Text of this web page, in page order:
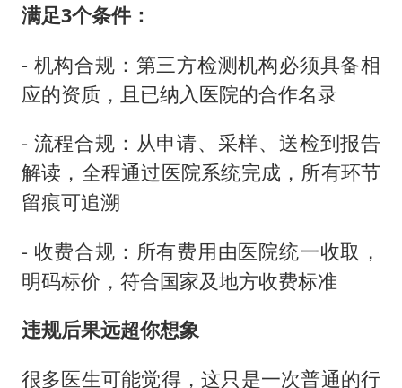
满足3个条件：
- 机构合规：第三方检测机构必须具备相
应的资质，且已纳入医院的合作名录
- 流程合规：从申请、采样、送检到报告
解读，全程通过医院系统完成，所有环节
留痕可追溯
- 收费合规：所有费用由医院统一收取，
明码标价，符合国家及地方收费标准
违规后果远超你想象
很多医生可能觉得，这只是一次普通的行